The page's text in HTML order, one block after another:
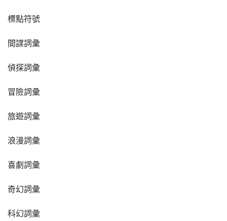
標點符號
間諜詞彙
偵探詞彙
冒險詞彙
旅遊詞彙
浪漫詞彙
喜劇詞彙
奇幻詞彙
科幻詞彙